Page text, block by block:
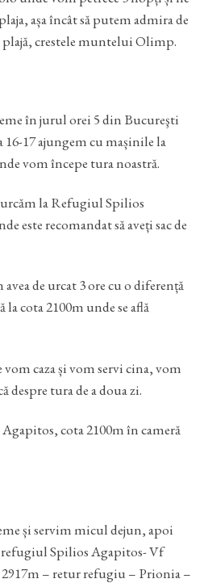
așa încât să putem admira de
crestele muntelui Olimp.
în jurul orei 5 din Bucureşti
16-17 ajungem cu mașinile la
vom începe tura noastră.
la Refugiul Spilios
este recomandat să aveți sac de
de urcat 3 ore cu o diferență
la cota 2100m unde se află
vom caza și vom servi cina, vom
despre tura de a doua zi.
cota 2100m în cameră
și servim micul dejun, apoi
Spilios Agapitos- Vf
– retur refugiu – Prionia –